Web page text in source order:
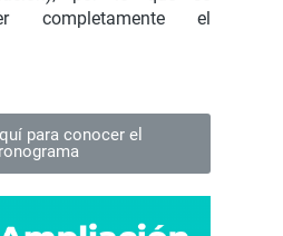
completamente el
para conocer el